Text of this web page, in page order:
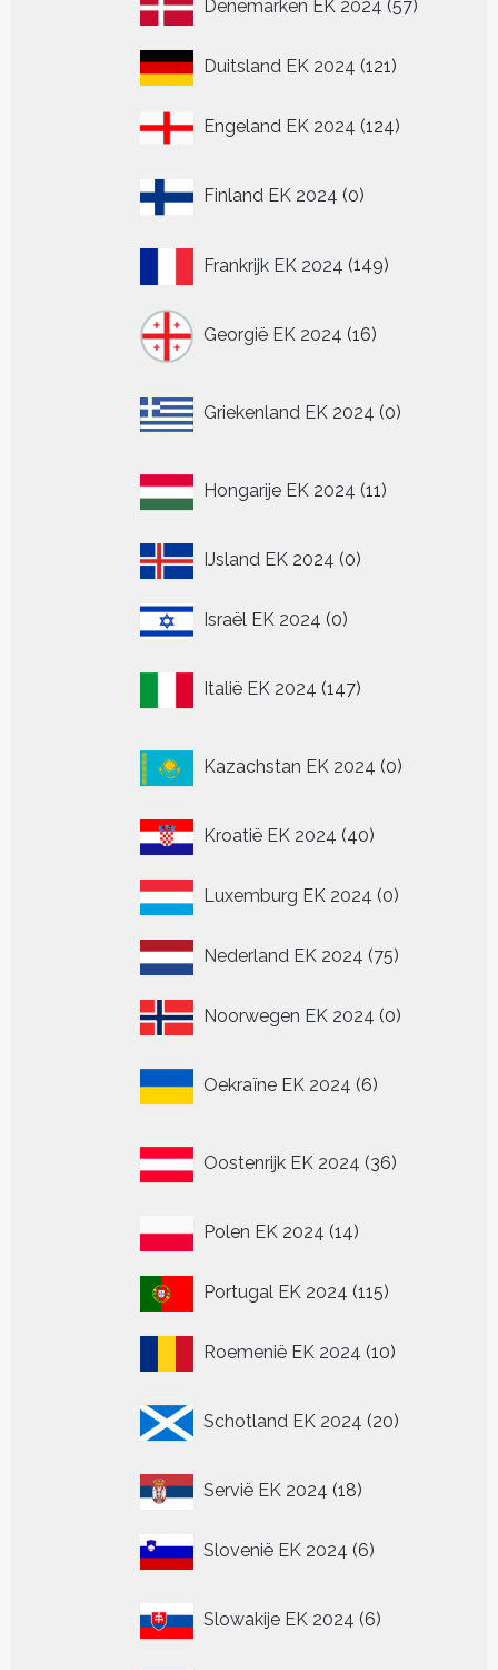
Denemarken EK 2024 57
Duitsland EK 2024 121121
Engeland EK 2024 124124
Finland EK 2024 0
producten
Frankrijk EK 2024 149149
Georgië EK 2024 16
producten
Griekenland EK 2024 0
producten
Hongarije EK 2024 11
producten
IJsland EK 2024 00
Israël EK 2024 00
Italië EK 2024 147
producten
Kazachstan EK 2024 0
producten
Kroatië EK 2024 4040
Luxemburg EK 2024 00
Nederland EK 2024 7575
Noorwegen EK 2024 00
Oekraïne EK 2024 6
producten
Oostenrijk EK 2024 36
producten
Polen EK 2024 1414
Portugal EK 2024 115115
Roemenië EK 2024 1010
Schotland EK 2024 20
producten
Servië EK 2024 1818
Slovenië EK 2024 66
Slowakije EK 2024 6
producten